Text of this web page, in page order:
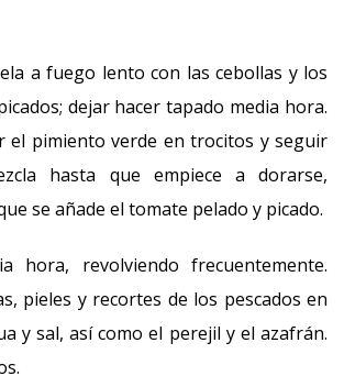
a fuego lento con las cebollas y los
dejar hacer tapado media hora.
el pimiento verde en trocitos y seguir
hasta que empiece a dorarse,
se añade el tomate pelado y picado.
hora, revolviendo frecuentemente.
pieles y recortes de los pescados en
y sal, así como el perejil y el azafrán.